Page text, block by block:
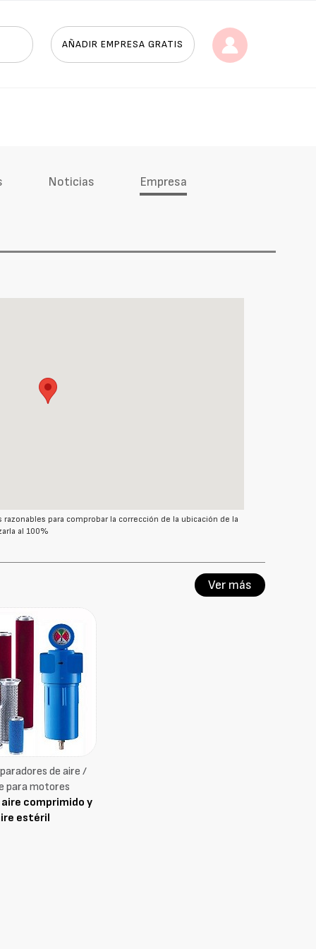
AÑADIR EMPRESA GRATIS
Noticias Empresa
para comprobar la corrección de la ubicación de la
al 100%
Ver más
de aire /
para motores
comprimido y
estéril